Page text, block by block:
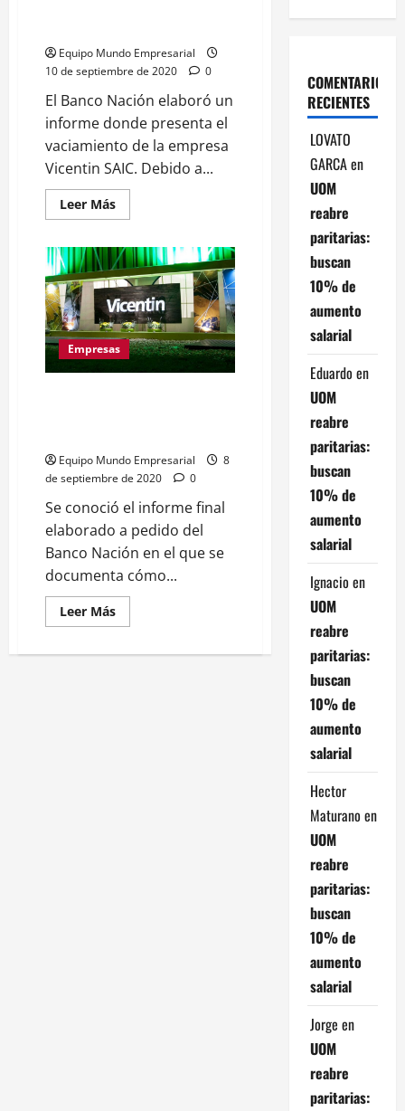
Equipo Mundo Empresarial
10 de septiembre de 2020
0
El Banco Nación elaboró un
informe donde presenta el
vaciamiento de la empresa
Vicentin SAIC. Debido a...
Leer MásLeer
más
Vicentin
y
las
maniobras
que
llevan
al
proceso
de
Empresas
Equipo Mundo Empresarial
8
de septiembre de 2020
0
Se conoció el informe final
elaborado a pedido del
Banco Nación en el que se
documenta cómo...
Leer MásLeer
más
#VicentinGATE:
COMENTARIOS
RECIENTES
LOVATO
GARCAen
UOM
reabre
paritarias:
buscan
10% de
aumento
salarial
Eduardo en
UOM
reabre
paritarias:
buscan
10% de
aumento
salarial
Ignacio en
UOM
reabre
paritarias:
buscan
10% de
aumento
salarial
Hector
Maturano en
UOM
reabre
paritarias:
buscan
10% de
aumento
salarial
Jorge en
UOM
reabre
paritarias: